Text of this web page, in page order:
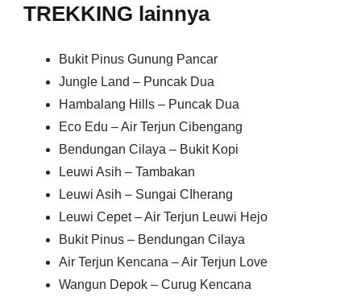
TREKKING lainnya
Bukit Pinus Gunung Pancar
Jungle Land – Puncak Dua
Hambalang Hills – Puncak Dua
Eco Edu – Air Terjun Cibengang
Bendungan Cilaya – Bukit Kopi
Leuwi Asih – Tambakan
Leuwi Asih – Sungai CIherang
Leuwi Cepet – Air Terjun Leuwi Hejo
Bukit Pinus – Bendungan Cilaya
Air Terjun Kencana – Air Terjun Love
Wangun Depok – Curug Kencana